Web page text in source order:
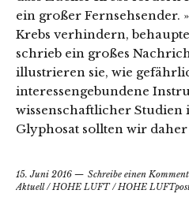
ein großer Fernsehsender.
Krebs verhindern,
schrieb ein großes
illustrieren sie, wie
interessengebundene
wissenschaftlicher Studien
Glyphosat sollten wir
15. Juni 2016
Schreibe einen
Aktuell/HOHE LUFT/HOHE